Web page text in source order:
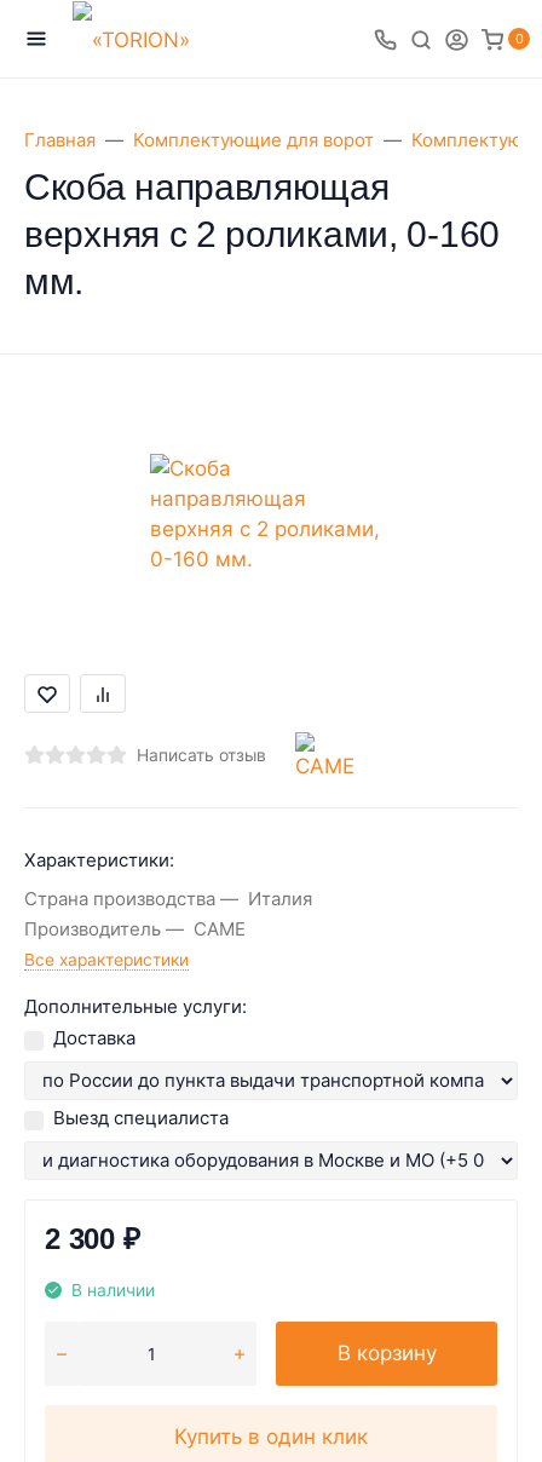
0
Главная Комплектующие для ворот
Скоба направляющая
верхняя с 2 роликами, 0-160
мм.
Написать отзыв
Характеристики:
Страна производства
Италия
Производитель
CAME
Все характеристики
Дополнительные услуги:
Доставка
Выезд специалиста
2 300 ₽
В наличии
В корзину
Купить в один клик